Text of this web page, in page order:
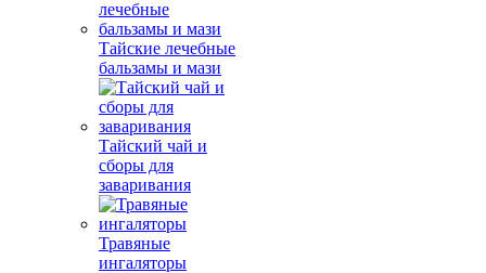
Тайские лечебные
бальзамы и мази
Тайский чай и
сборы для
заваривания
Травяные
ингаляторы